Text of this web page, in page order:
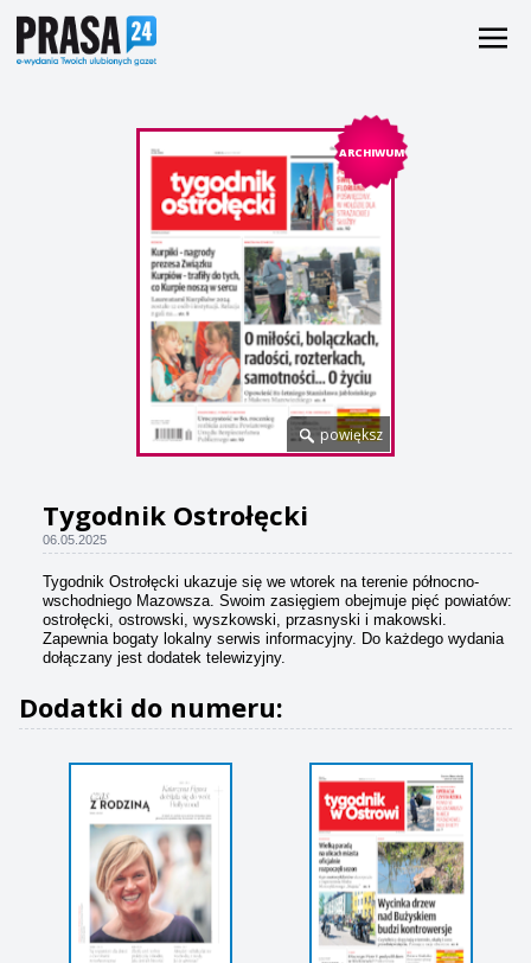
ARCHIWUM
powiększ
Tygodnik Ostrołęcki
06.05.2025
Tygodnik Ostrołęcki ukazuje się we wtorek na terenie północno-
wschodniego Mazowsza. Swoim zasięgiem obejmuje pięć powiatów:
ostrołęcki, ostrowski, wyszkowski, przasnyski i makowski.
Zapewnia bogaty lokalny serwis informacyjny. Do każdego wydania
dołączany jest dodatek telewizyjny.
Dodatki do numeru: